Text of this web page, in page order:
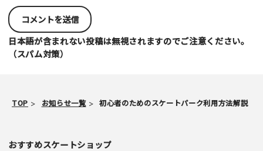
日本語が含まれない投稿は無視されますのでご注意ください。
（スパム対策）
TOP お知らせ一覧 初心者のためのスケートパーク利用方法解説
おすすめスケートショップ